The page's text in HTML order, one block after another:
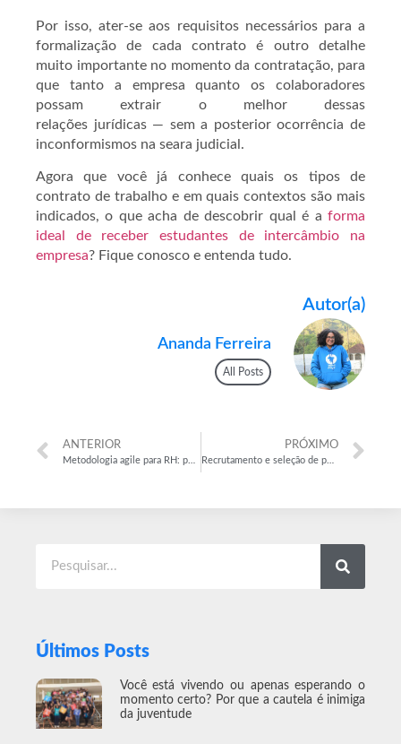
Por isso, ater-se aos requisitos necessários para a
formalização de cada contrato é outro detalhe
muito importante no momento da contratação, para
que tanto a empresa quanto os colaboradores
possam extrair o melhor dessas
relações jurídicas — sem a posterior ocorrência de
inconformismos na seara judicial.
Agora que você já conhece quais os tipos de
contrato de trabalho e em quais contextos são mais
indicados, o que acha de descobrir qual é a forma
ideal de receber estudantes de intercâmbio na
empresa? Fique conosco e entenda tudo.
Autor(a)
Ananda Ferreira
All Posts
ANTERIOR
Metodologia agile para RH: por que você deve implementar agora?
PRÓXIMO
Recrutamento e seleção de pessoas: como encontrar bons colaboradores para uma PME? Confira
Últimos Posts
Você está vivendo ou apenas esperando o
momento certo? Por que a cautela é inimiga
da juventude